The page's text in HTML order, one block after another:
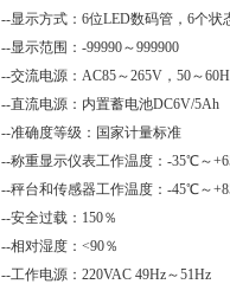
--显示方式：6位LED数码管，6个状
--显示范围：-99990～999900
--交流电源：AC85～265V，50～
--直流电源：内置蓄电池DC6V/5Ah
--准确度等级：国家计量标准
--称重显示仪表工作温度：-35℃～
--秤台和传感器工作温度：-45℃～
--安全过载：150％
--相对湿度：<90％
--工作电源：220VAC 49Hz～51Hz